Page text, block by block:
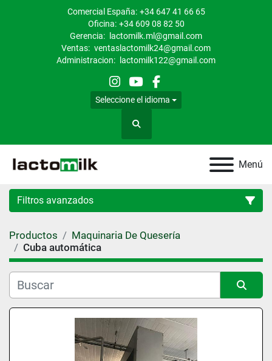
Comercial España: +34 647 41 66 65
Oficina: +34 609 08 82 50
Gerencia:
lactomilk.ml@gmail.com
Ventas: ventaslactomilk24@gmail.com
Administracion:
lactomilk122@gmail.com
instagram
youtube
facebook
Seleccione el idioma
Buscar
Menú
Filtros avanzados
Categoría
Condición
Productos
Maquinaria De Quesería
Cuba automática
Ordenar por